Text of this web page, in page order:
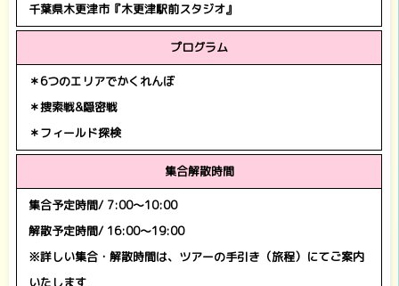
千葉県木更津市『木更津駅前スタジオ』
プログラム
＊6つのエリアでかくれんぼ
＊捜索戦&隠密戦
＊フィールド探検
集合解散時間
集合予定時間/ 7:00～10:00
解散予定時間/ 16:00～19:00
※詳しい集合・解散時間は、ツアーの手引き（旅程）にてご案内
いたします